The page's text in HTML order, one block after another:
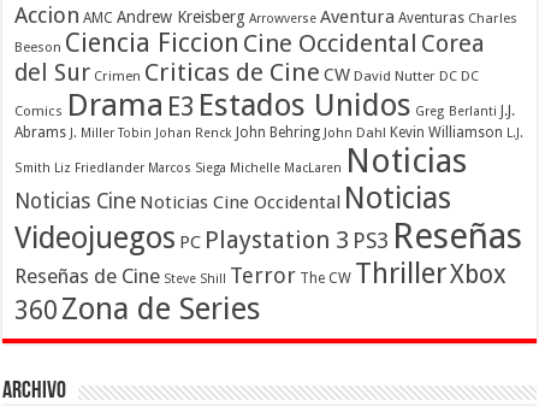
Accion AMC Andrew Kreisberg Arrowverse Aventura Aventuras Charles
Beeson Ciencia Ficcion Cine Occidental Corea
del Sur Crimen Criticas de Cine CW David Nutter DC DC
Comics Drama E3 Estados Unidos Greg Berlanti J.J.
Abrams J. Miller Tobin Johan Renck John Behring John Dahl Kevin Williamson L.J.
Smith Liz Friedlander Marcos Siega Michelle MacLaren Noticias
Noticias Cine Noticias Cine Occidental Noticias
Videojuegos PC Playstation 3 PS3 Reseñas
Reseñas de Cine Steve Shill Terror The CW ThrillerXbox
360 Zona de Series
Archivo